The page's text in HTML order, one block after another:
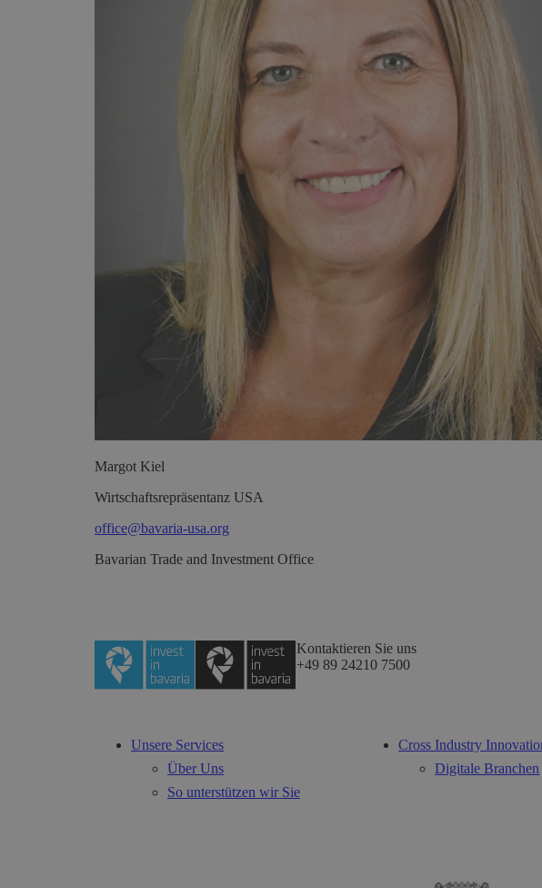
Margot Kiel
Wirtschaftsrepräsentanz USA
office@bavaria-usa.org
Bavarian Trade and Investment Office
Kontaktieren Sie uns
+49 89 24210 7500
Unsere Services
Über Uns
So unterstützen wir Sie
Cross Industry
Digitale Branchen